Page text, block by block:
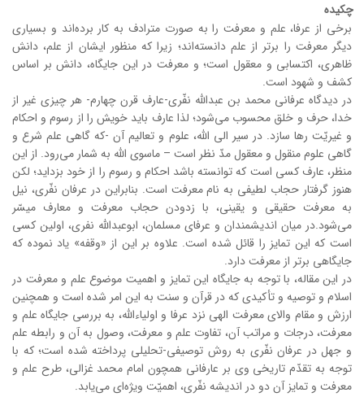
چکیده
برخی از عرفا، علم و معرفت را به صورت مترادف به کار برده‌اند و بسیاری
دیگر معرفت را برتر از علم دانسته‌اند؛ زیرا که منظور ایشان از علم، دانش
ظاهری، اکتسابی و معقول است؛ و معرفت در این جایگاه، دانش بر اساس
کشف و شهود است.
در دیدگاه عرفانی محمد بن عبدالله نفّری-عارف قرن چهارم- هر چیزی غیر از
خدا، حرف و خلق محسوب می‌شود؛ لذا عارف باید خویش را از رسوم و احکام
و غیریّت رها سازد. در سیر الی الله، علوم و تعالیم آن -که گاهی علم شرع و
گاهی علوم منقول و معقول مدّ نظر است – ماسوی الله به شمار می‌رود. از این
منظر، عارف کسی است که توانسته باشد احکام و رسوم را از خود بزداید؛ لکن
هنوز گرفتار حجاب لطیفی به نام معرفت است. بنابراین در عرفان نفّری، نیل
به معرفت حقیقی و یقینی، با زدودن حجاب معرفت و معارف میسّر
می‌شود.در میان اندیشمندان و عرفای مسلمان، ابوعبدالله نفری، اولین کسی
است که این تمایز را قائل شده است. علاوه بر این از «وقفه» یاد نموده که
جایگاهی برتر از معرفت دارد.
در این مقاله، با توجه به جایگاه این تمایز و اهمیت موضوع علم و معرفت در
اسلام و توصیه و تأکیدی که در قرآن و سنت به این امر شده است و همچنین
ارزش و مقام والای معرفت الهی نزد عرفا و اولیاء‌الله، به بررسی جایگاه علم و
معرفت، درجات و مراتب آن، تفاوت علم و معرفت، وصول به آن و رابطه علم
و جهل در عرفان نفّری به روش توصیفی-تحلیلی پرداخته شده است؛ که با
توجه به تقدّم تاریخی وی بر عارفانی همچون امام محمد غزالی، طرح علم و
معرفت و تمایز آن دو در اندیشه نفّری، اهمیّت ویژه‌ای می‌یابد.